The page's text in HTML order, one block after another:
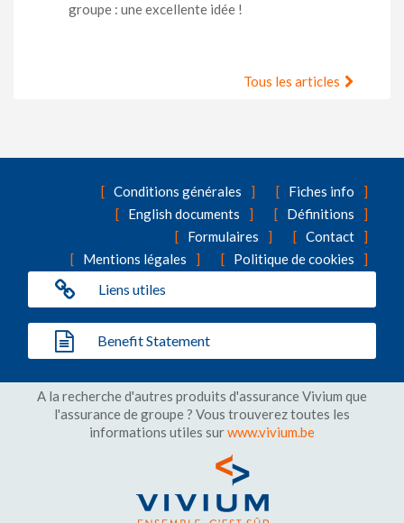
groupe : une excellente idée !
Tous les articles
Conditions générales
Fiches info
English documents
Définitions
Formulaires
Contact
Mentions légales
Politique de cookies
Liens utiles
Benefit Statement
A la recherche d'autres produits d'assurance Vivium que
l'assurance de groupe ? Vous trouverez toutes les
informations utiles surwww.vivium.be